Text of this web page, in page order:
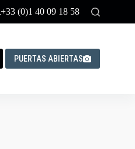
+33 (0)1 40 09 18 58
PUERTAS ABIERTAS